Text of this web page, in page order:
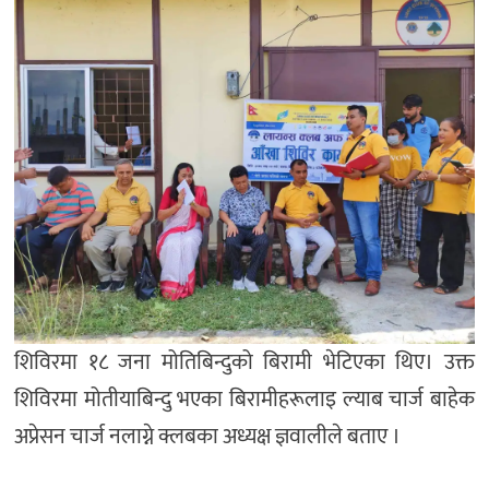
शिविरमा १८ जना मोतिबिन्दुको बिरामी भेटिएका थिए। उक्त
शिविरमा मोतीयाबिन्दु भएका बिरामीहरूलाइ ल्याब चार्ज बाहेक
अप्रेसन चार्ज नलाग्ने क्लबका अध्यक्ष ज्ञवालीले बताए ।